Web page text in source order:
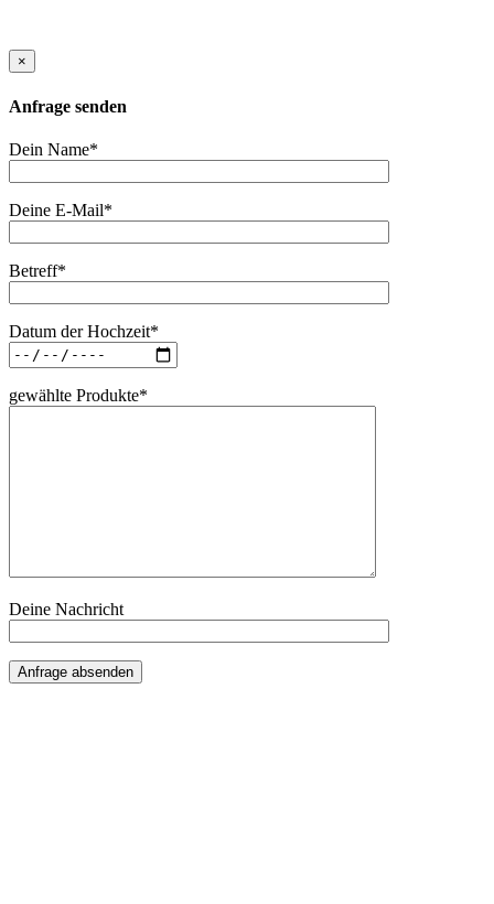
×
Anfrage senden
Dein Name*
Deine E-Mail*
Betreff*
Datum der Hochzeit*
gewählte Produkte*
Deine Nachricht
Anfrage absenden